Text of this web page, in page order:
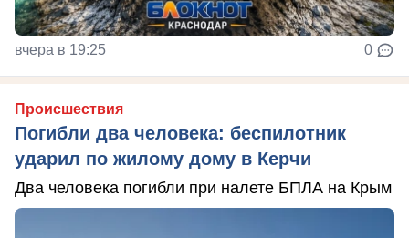
вчера в 19:25 0
Происшествия
Погибли два человека: беспилотник
ударил по жилому дому в Керчи
Два человека погибли при налете БПЛА на Крым